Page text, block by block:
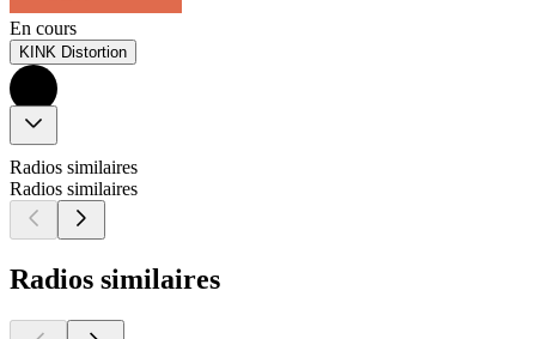
En cours
KINK Distortion
Radios similaires
Radios similaires
Radios similaires